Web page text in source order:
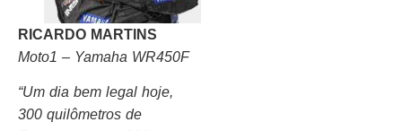
RICARDO MARTINS
Moto1 – Yamaha WR450F
“Um dia bem legal hoje,
300 quilômetros de